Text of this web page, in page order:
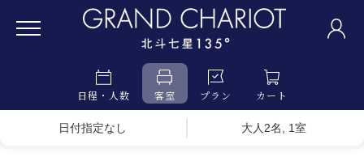
日程・人数 客室 プラン カート
日付指定なし 大人2名, 1室